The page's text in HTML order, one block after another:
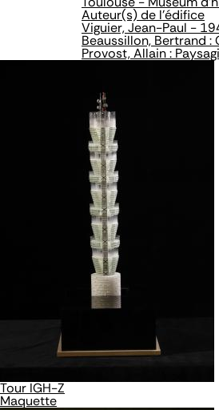
Auteur(s) de l'édifice
Viguier, Jean-Paul -
Beaussillon, Bertrand
Provost, Allain :
Tour IGH-Z
Maquette